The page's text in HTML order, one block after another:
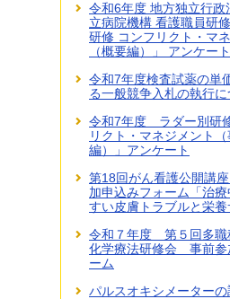
令和6年度 地方独立行政
立病院機構 看護職員研
研修 コンフリクト・マ
（概要編）」 アンケート
令和7年度検査試薬の単
る一般競争入札の執行に
令和7年度 ラダー別研
リクト・マネジメント
編）」アンケート
第18回がん看護公開講
加申込みフォーム「治
すい皮膚トラブルと栄養
令和７年度 第５回多職
化学療法研修会 事前参
ーム
パルスオキシメーターの